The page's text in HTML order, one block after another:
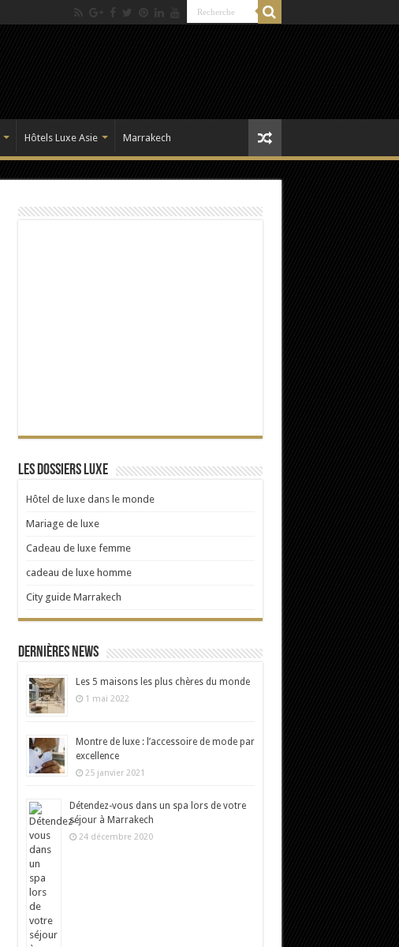
Hôtels Luxe Asie Marrakech
Les dossiers Luxe
Hôtel de luxe dans le monde
Mariage de luxe
Cadeau de luxe femme
cadeau de luxe homme
City guide Marrakech
Dernières news
Les 5 maisons les plus chères du monde
1 mai 2022
Montre de luxe : l’accessoire de mode par
excellence
25 janvier 2021
Détendez-vous dans un spa lors de votre
séjour à Marrakech
24 décembre 2020